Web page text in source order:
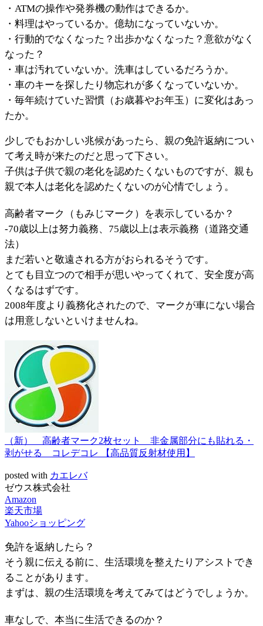
・ATMの操作や発券機の動作はできるか。
・料理はやっているか。億劫になっていないか。
・行動的でなくなった？出歩かなくなった？意欲がなく
なった？
・車は汚れていないか。洗車はしているだろうか。
・車のキーを探したり物忘れが多くなっていないか。
・毎年続けていた習慣（お歳暮やお年玉）に変化はあっ
たか。
少しでもおかしい兆候があったら、親の免許返納につい
て考え時が来たのだと思って下さい。
子供は子供で親の老化を認めたくないものですが、親も
親で本人は老化を認めたくないのが心情でしょう。
高齢者マーク（もみじマーク）を表示しているか？
-70歳以上は努力義務、75歳以上は表示義務（道路交通
法）
まだ若いと敬遠される方がおられるそうです。
とても目立つので相手が思いやってくれて、安全度が高
くなるはずです。
2008年度より義務化されたので、マークが車にない場合
は用意しないといけませんね。
（新） 高齢者マーク2枚セット 非金属部分にも貼れる・
剥がせる コレデコレ 【高品質反射材使用】
posted with カエレバ
ゼウス株式会社
Amazon
楽天市場
Yahooショッピング
免許を返納したら？
そう親に伝える前に、生活環境を整えたりアシストでき
ることがあります。
まずは、親の生活環境を考えてみてはどうでしょうか。
車なしで、本当に生活できるのか？